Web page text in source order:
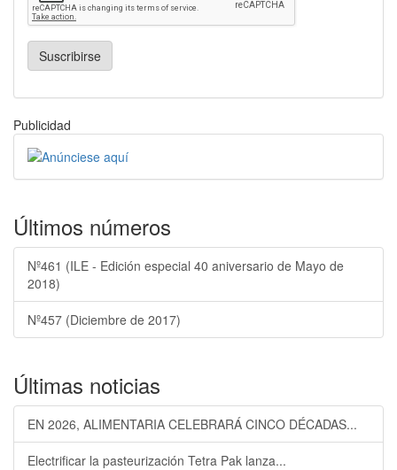
Suscribirse
Publicidad
Últimos números
Nº461 (ILE - Edición especial 40 aniversario de Mayo de
2018)
Nº457 (Diciembre de 2017)
Últimas noticias
EN 2026, ALIMENTARIA CELEBRARÁ CINCO DÉCADAS...
Electrificar la pasteurización Tetra Pak lanza...